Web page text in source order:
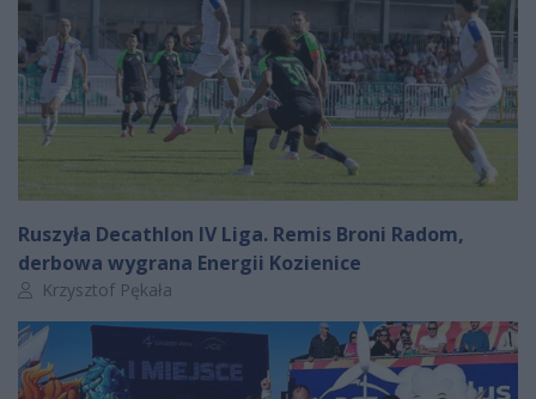
Ruszyła Decathlon IV Liga. Remis Broni Radom,
derbowa wygrana Energii Kozienice
Autor artykułu:
Krzysztof Pękała